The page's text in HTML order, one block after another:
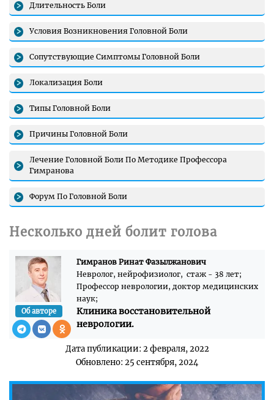
Несколько дней болит голова
Гимранов Ринат Фазылжанович
Невролог, нейрофизиолог, стаж - 38 лет;
Профессор неврологии, доктор медицинских
наук;
Клиника восстановительной
неврологии.
Об авторе
Дата публикации: 2 февраля, 2022
Обновлено: 25 сентября, 2024
Длительность Боли
Условия Возникновения Головной Боли
Сопутствующие Симптомы Головной Боли
Локализация Боли
Типы Головной Боли
Причины Головной Боли
Лечение Головной Боли По Методике Профессора
Гимранова
Форум По Головной Боли